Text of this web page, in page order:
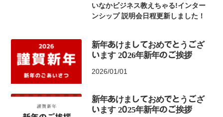
いなかビジネス教えちゃる!インター
ンシップ 説明会日程更新しました！
新年あけましておめでとうござ
います 2026年新年のご挨拶
2026/01/01
新年あけましておめでとうござ
います 2025年新年のご挨拶